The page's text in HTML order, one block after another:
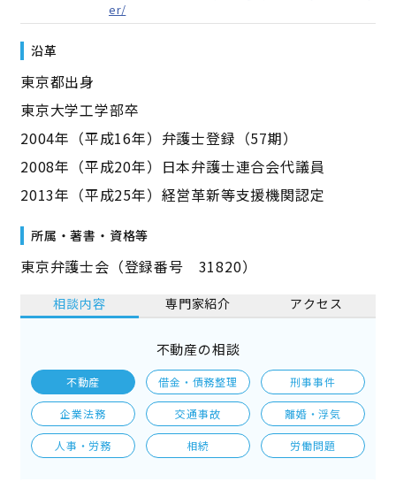
er/
沿革
東京都出身
東京大学工学部卒
2004年（平成16年）弁護士登録（57期）
2008年（平成20年）日本弁護士連合会代議員
2013年（平成25年）経営革新等支援機関認定
所属・著書・資格等
東京弁護士会（登録番号 31820）
相談内容 専門家紹介 アクセス
不動産の相談
不動産 借金・債務整理 刑事事件
企業法務 交通事故 離婚・浮気
人事・労務 相続 労働問題